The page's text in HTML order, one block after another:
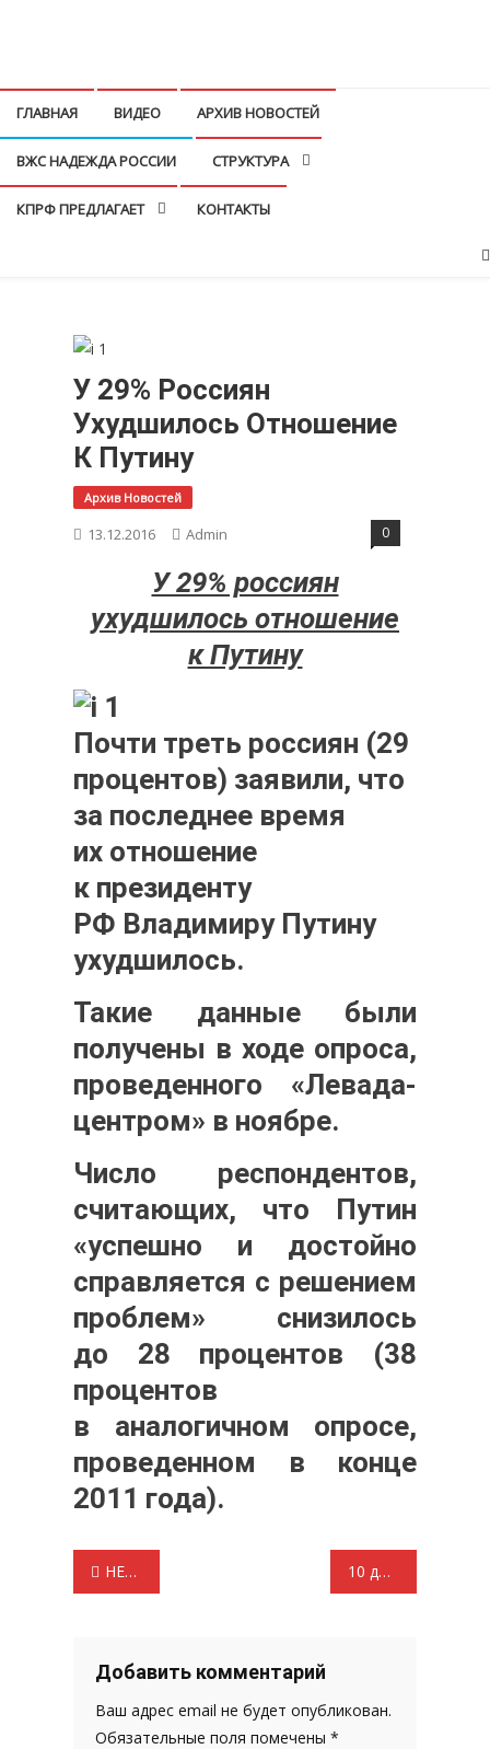
ГЛАВНАЯ ВИДЕО АРХИВ НОВОСТЕЙ
ВЖС НАДЕЖДА РОССИИ СТРУКТУРА
КПРФ ПРЕДЛАГАЕТ КОНТАКТЫ
У 29% Россиян
Ухудшилось Отношение
К Путину
Архив Новостей
13.12.2016 Admin 0
У 29% россиян
ухудшилось отношение
к Путину
Почти треть россиян (29
процентов) заявили, что
за последнее время
их отношение
к президенту
РФ Владимиру Путину
ухудшилось.
Такие данные были
получены в ходе опроса,
проведенного «Левада-
центром» в ноябре.
Число респондентов,
считающих, что Путин
«успешно и достойно
справляется с решением
проблем» снизилось
до 28 процентов (38
процентов
в аналогичном опросе,
проведенном в конце
2011 года).
Навигация
записям
НЕПОКОРЕННОЕ СЕРДЦЕ 10 дней календаря (11 декабря — 20 декабря)
Добавить комментарий
Ваш адрес email не будет опубликован.
Обязательные поля помечены*